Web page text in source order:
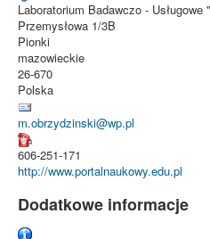
Laboratorium Badawczo - Usługowe
Przemysłowa 1/3B
Pionki
mazowieckie
26-670
Polska
m.obrzydzinski@wp.pl
606-251-171
http://www.portalnaukowy.edu.pl
Dodatkowe informacje